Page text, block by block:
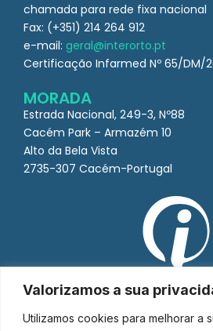
Valorizamos a sua
Utilizamos cookies para melhorar a
chamada para rede fixa nacional
Fax: (+351) 214 264 912
e-mail: geral@interorto.pt
Certificação Infarmed Nº 65/DM/
MORADA
Estrada Nacional, 249-3, Nº88
Cacém Park – Armazém 10
Alto da Bela Vista
2735-307 Cacém-Portugal